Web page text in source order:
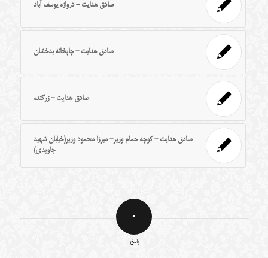
صادق هدایت - دروازه یوسف آباد
صادق هدایت - چاپخانه بدخشان
صادق هدایت - زرگنده
صادق هدایت - کوچه حمام وزیر- میرزا محمود وزیر(خیابان شهید
جاویدی)
0
پاسخ